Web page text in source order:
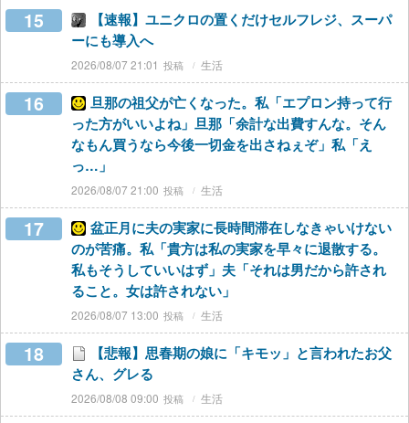
15
【速報】ユニクロの置くだけセルフレジ、スーパ
ーにも導入へ
2026/08/07 21:01 生活
16
旦那の祖父が亡くなった。私「エプロン持って行
った方がいいよね」旦那「余計な出費すんな。そん
なもん買うなら今後一切金を出さねぇぞ」私「え
っ…」
2026/08/07 21:00 生活
17
盆正月に夫の実家に長時間滞在しなきゃいけない
のが苦痛。私「貴方は私の実家を早々に退散する。
私もそうしていいはず」夫「それは男だから許され
ること。女は許されない」
2026/08/07 13:00 生活
18
【悲報】思春期の娘に「キモッ」と言われたお父
さん、グレる
2026/08/08 09:00 生活